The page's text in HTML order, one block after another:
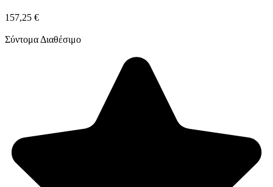
157,25 €
Σύντομα Διαθέσιμο